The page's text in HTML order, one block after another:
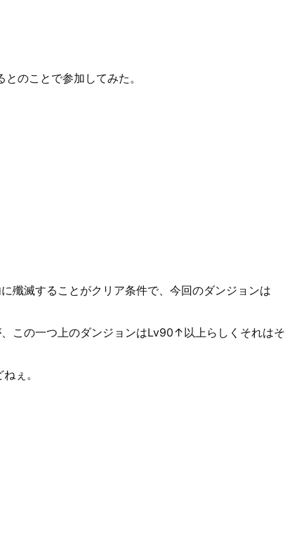
のことで参加してみた。
殲滅することがクリア条件で、今回のダンジョンは
この一つ上のダンジョンはLv90↑以上らしくそれはそ
ぇ。